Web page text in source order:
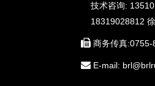
技术咨询:
18319028812 徐
商务传真
E-mail: